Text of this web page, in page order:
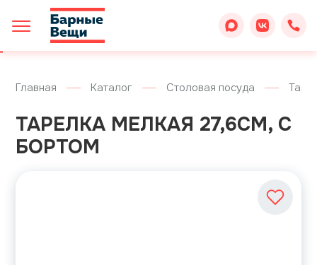
Главная Каталог Столовая посуда
ТАРЕЛКА МЕЛКАЯ 27,6СМ, С
БОРТОМ